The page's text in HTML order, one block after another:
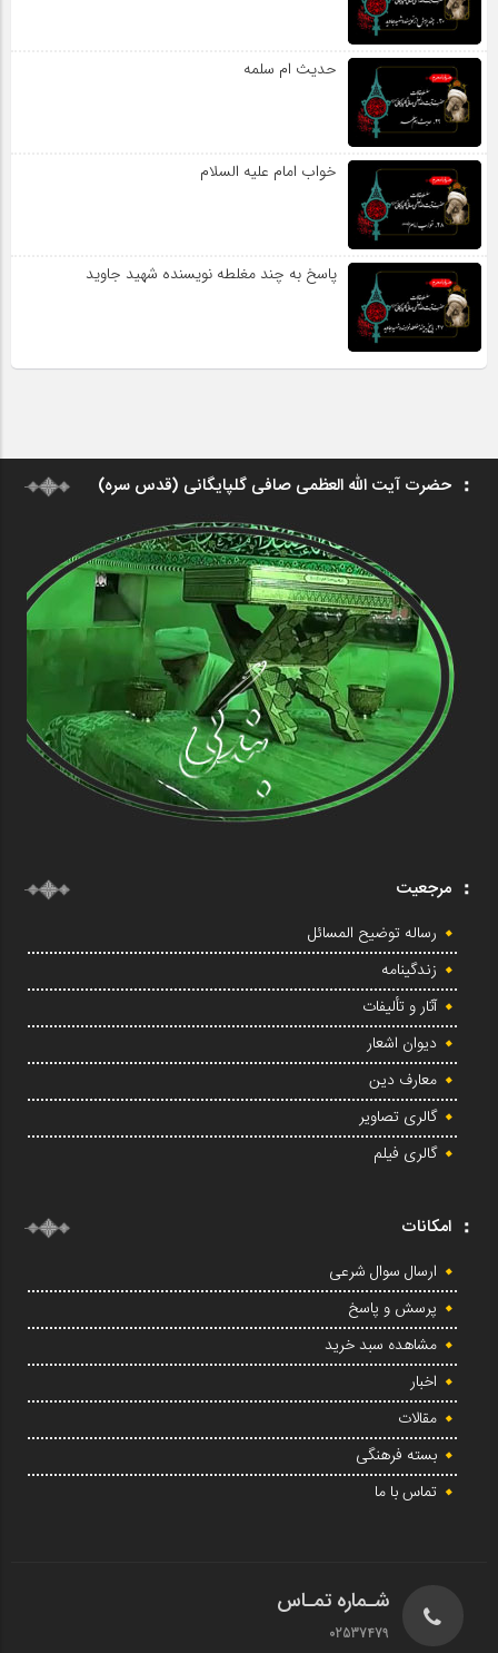
حدیث ام سلمه
خواب امام علیه السلام
پاسخ به چند مغلطه نویسنده شهید جاوید
حضرت آیت الله العظمی صافی گلپایگانی (قدس سره)
مرجعیت
رساله توضیح المسائل
زندگینامه
آثار و تألیفات
دیوان اشعار
معارف دین
گالری تصاویر
گالری فیلم
امکانات
ارسال سوال شرعی
پرسش و پاسخ
مشاهده سبد خرید
اخبار
مقالات
بسته فرهنگی
تماس با ما
شـماره تمـاس
02537479